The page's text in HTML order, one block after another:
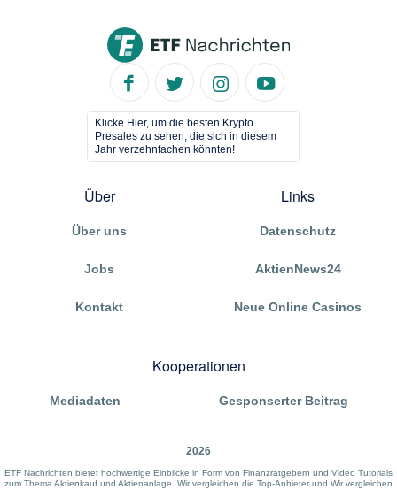
Klicke Hier, um die besten Krypto
Presales zu sehen, die sich in diesem
Jahr verzehnfachen könnten!
Über
Über uns
Jobs
Kontakt
Links
Datenschutz
AktienNews24
Neue Online Casinos
Kooperationen
Mediadaten Gesponserter Beitrag
2026
ETF Nachrichten bietet hochwertige Einblicke in Form von Finanzratgebern und Video Tutorials
zum Thema Aktienkauf und Aktienanlage. Wir vergleichen die Top-Anbieter und Wir vergleichen